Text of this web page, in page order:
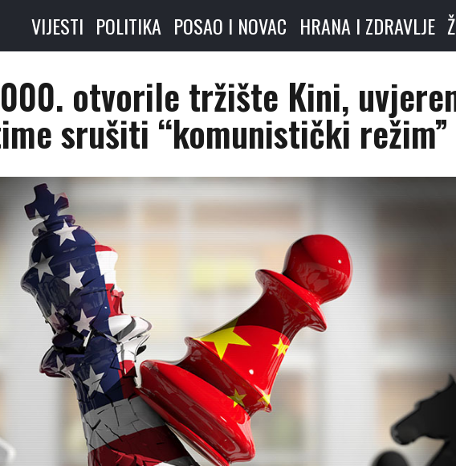
VIJESTI POLITIKA POSAO I NOVAC HRANA I ZDRAVLJE
otvorile tržište Kini,
srušiti “komunistički režim”